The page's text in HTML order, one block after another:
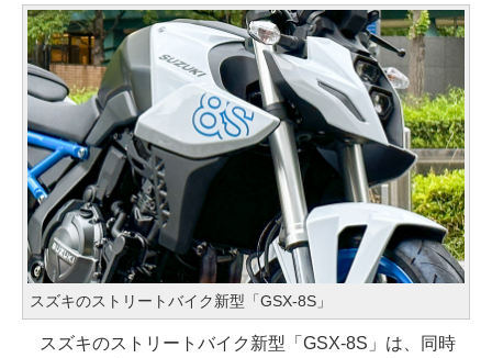
スズキのストリートバイク新型「GSX-8S」
スズキのストリートバイク新型「GSX-8S」は、同時